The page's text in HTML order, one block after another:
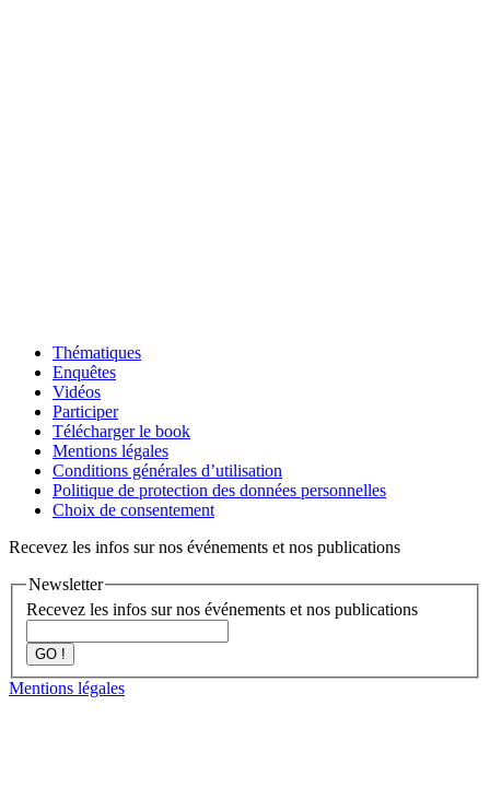
Thématiques
Enquêtes
Vidéos
Participer
Télécharger le book
Mentions légales
Conditions générales d’utilisation
Politique de protection des données personnelles
Choix de consentement
Recevez les infos sur nos événements et nos publications
Newsletter
Recevez les infos sur nos événements et nos publications
GO !
Mentions légales